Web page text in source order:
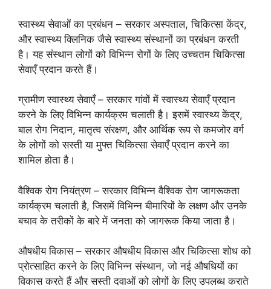
स्वास्थ्य सेवाओं का प्रबंधन – सरकार अस्पताल, चिकित्सा केंद्र,
और स्वास्थ्य क्लिनिक जैसे स्वास्थ्य संस्थानों का प्रबंधन करती
है। यह संस्थान लोगों को विभिन्न रोगों के लिए उच्चतम चिकित्सा
सेवाएँ प्रदान करते हैं।
ग्रामीण स्वास्थ्य सेवाएँ – सरकार गांवों में स्वास्थ्य सेवाएँ प्रदान
करने के लिए विभिन्न कार्यक्रम चलाती है। इसमें स्वास्थ्य केंद्र,
बाल रोग निदान, मातृत्व संरक्षण, और आर्थिक रूप से कमजोर वर्ग
के लोगों को सस्ती या मुफ्त चिकित्सा सेवाएँ प्रदान करने का
शामिल होता है।
वैश्विक रोग नियंत्रण – सरकार विभिन्न वैश्विक रोग जागरूकता
कार्यक्रम चलाती है, जिसमें विभिन्न बीमारियों के लक्षण और उनके
बचाव के तरीकों के बारे में जनता को जागरूक किया जाता है।
औषधीय विकास – सरकार औषधीय विकास और चिकित्सा शोध को
प्रोत्साहित करने के लिए विभिन्न संस्थान, जो नई औषधियों का
विकास करते हैं और सस्ती दवाओं को लोगों के लिए उपलब्ध कराते